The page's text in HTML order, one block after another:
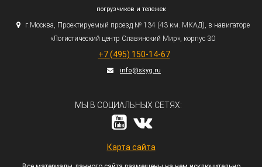
погрузчиков и тележек
г.Москва, Проектируемый проезд № 134 (43км. МКАД), в навигаторе
«Логистический центр Славянский Мир», корпус 30
+7 (495) 150-14-67
info@skyg.ru
МЫ В СОЦИАЛЬНЫХ СЕТЯХ:
Карта сайта